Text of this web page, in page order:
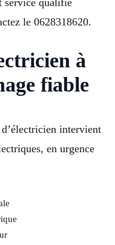
le 0628318620.
à
fiable
intervient
en urgence